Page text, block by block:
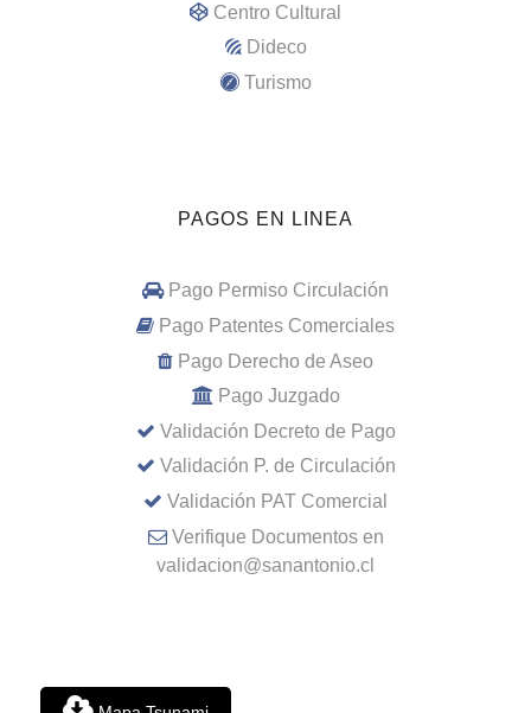
Centro Cultural
Dideco
Turismo
PAGOS EN LINEA
Pago Permiso Circulación
Pago Patentes Comerciales
Pago Derecho de Aseo
Pago Juzgado
Validación Decreto de Pago
Validación P. de Circulación
Validación PAT Comercial
Verifique Documentos en
validacion@sanantonio.cl